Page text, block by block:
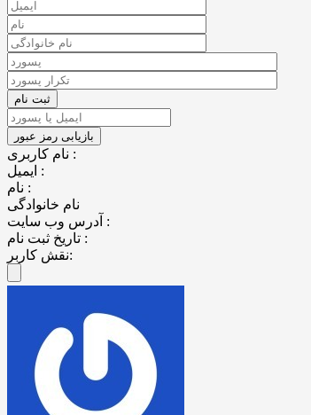
نام کاربری :
ایمیل :
نام :
نام خانوادگی
آدرس وب سایت :
تاریخ ثبت نام :
نقش کاربر: